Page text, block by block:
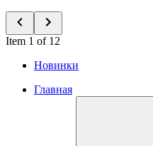
Item 1 of 12
Новинки
Главная